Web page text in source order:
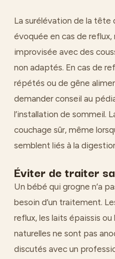
La surélévation de la tête
évoquée en cas de
improvisée avec des
non adaptés. En cas de
répétés ou de gêne
demander conseil au
l’installation de sommeil.
couchage sûr, même
semblent liés à la
Éviter de traiter
Un bébé qui grogne n’a
besoin d’un traitement.
reflux, les laits épaissis
naturelles ne sont pas
discutés avec un